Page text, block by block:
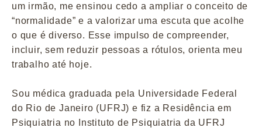
um irmão, me ensinou cedo a ampliar o conceito de
“normalidade” e a valorizar uma escuta que acolhe
o que é diverso. Esse impulso de compreender,
incluir, sem reduzir pessoas a rótulos, orienta meu
trabalho até hoje.
Sou médica graduada pela Universidade Federal
do Rio de Janeiro (UFRJ) e fiz a Residência em
Psiquiatria no Instituto de Psiquiatria da UFRJ